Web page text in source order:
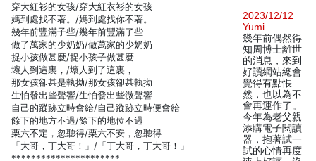
穿大紅衫的女孩/穿大紅衣衫的女孩
媽到處找不著。/媽到處找你不著。
幾年前豐滿子些/幾年前豐滿了些
做了萬家的少奶奶/做萬家的少奶奶
捉小孩做甚麼/捉小孩子做甚麼
壞人到這裏，/壞人到了這裏，
那女孩卻甚是執拗/那女孩卻甚執拗
生怕發出些聲響/生怕發出些微聲響
自己的蹤跡立時會給/自己蹤跡立時便會給
餘下的地方不過/餘下的地位不過
栗六不定，忽聽得/栗六不安，忽聽得
「大哥，丁大哥！」/「丁大哥，丁大哥！」
**********************
2023/12/12
Yumi
幾年前偶然得
知周博士離世
的消息，來到
好讀網站總會
覺得有點悵
然，也以為不
會再運作了。
今年為老父親
添購電子閱讀
器，抱著試一
試的心情再度